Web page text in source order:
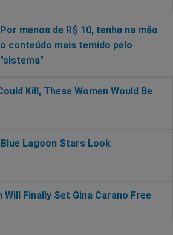
Por menos de R$ 10, tenha na mão
o conteúdo mais temido pelo
"sistema"